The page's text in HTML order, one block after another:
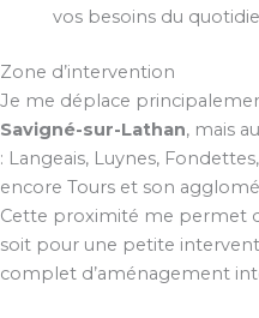
vos besoins du
Zone d’intervention
Je me déplace
Savigné-sur-Lathan, mais
: Langeais, Luynes,
encore Tours et son
Cette proximité me permet
soit pour une petite
complet d’aménagement